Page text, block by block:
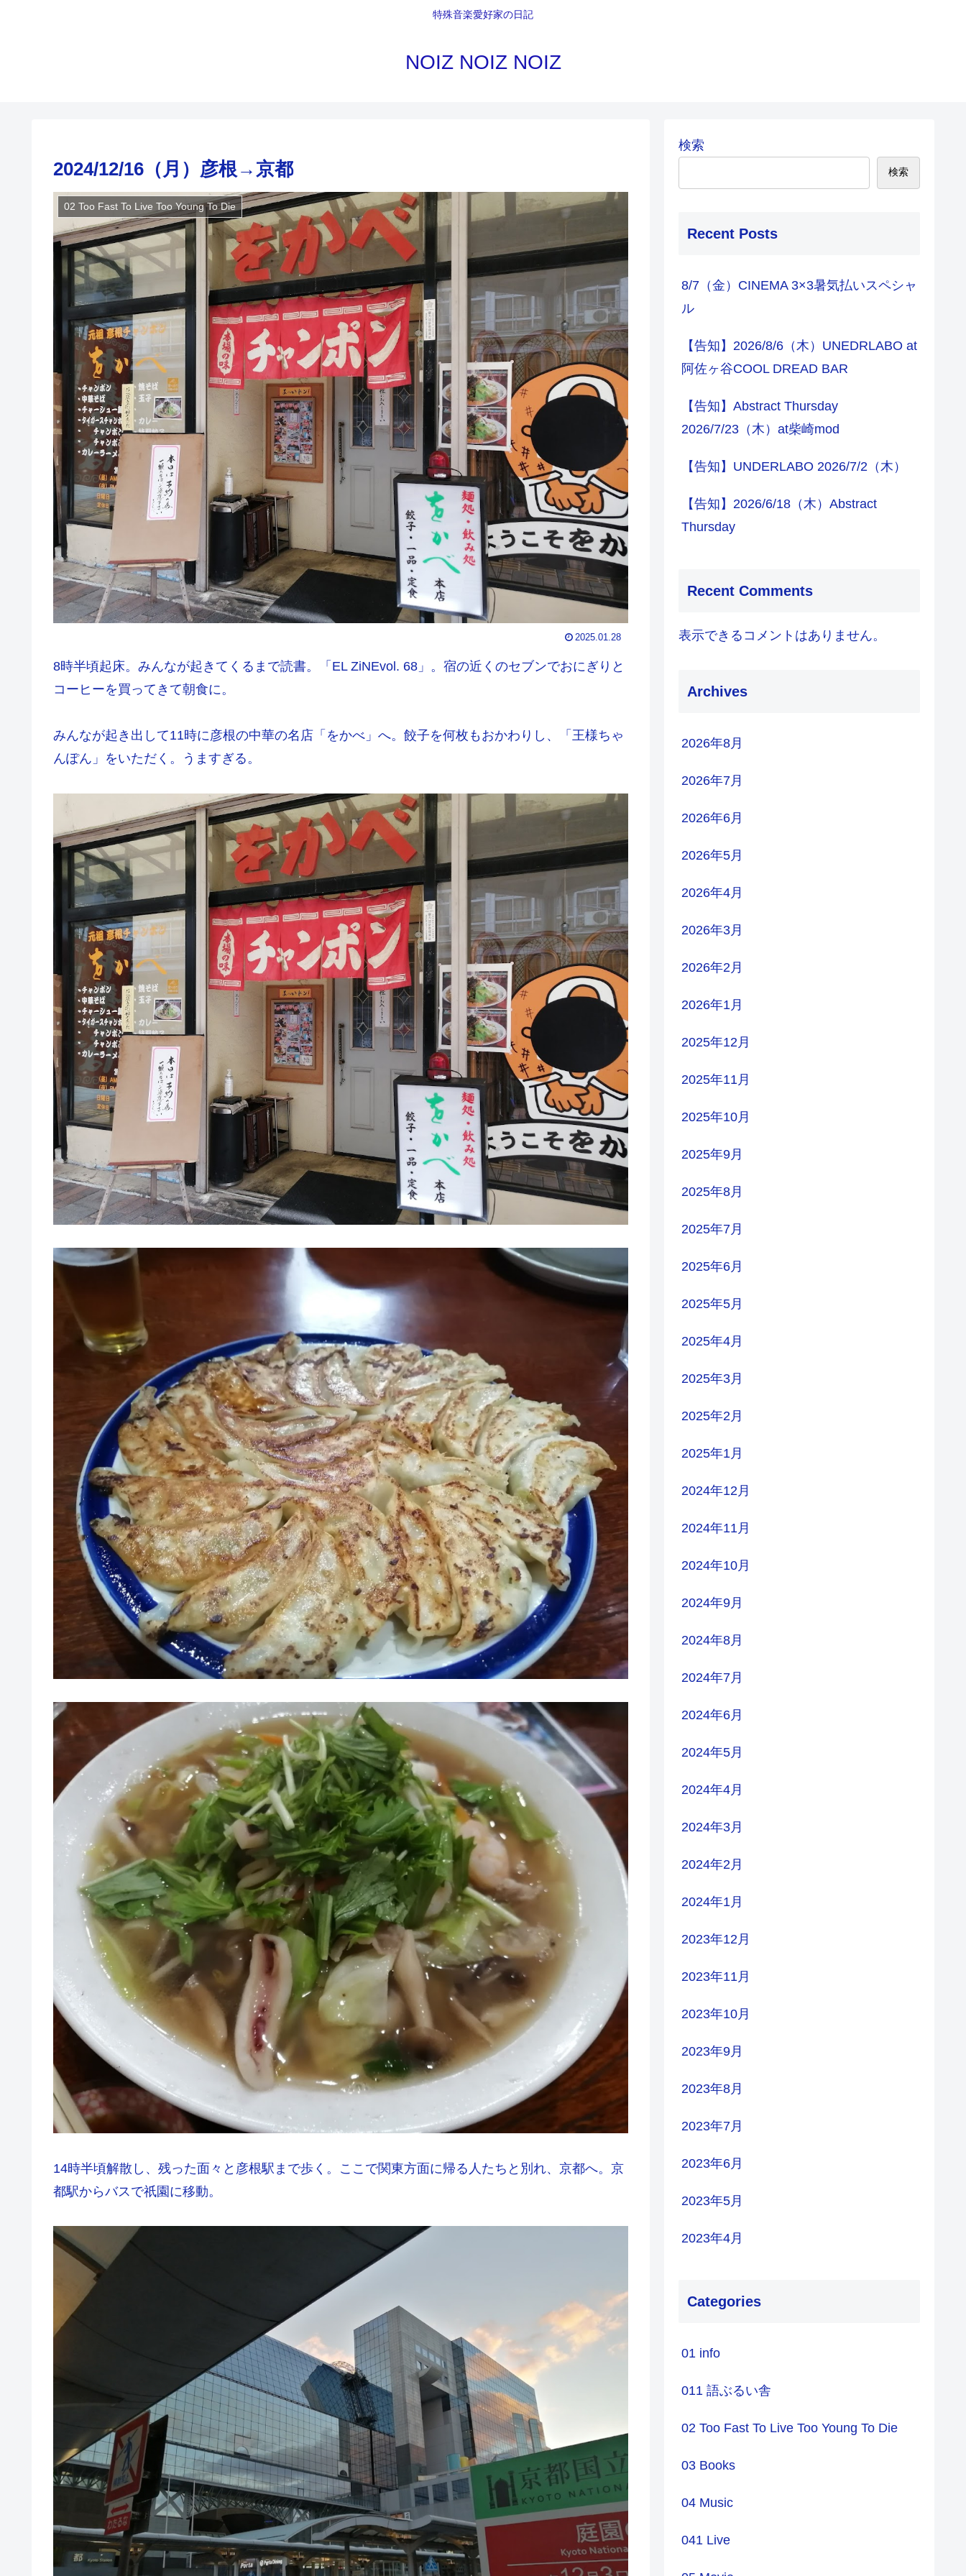
特殊音楽愛好家の日記
NOIZ NOIZ NOIZ
2024/12/16（月）彦根→京都
02 Too Fast To Live Too Young To Die
2025.01.28
8時半頃起床。みんなが起きてくるまで読書。「EL ZiNEvol. 68」。宿の近くのセブンでおにぎりと
コーヒーを買ってきて朝食に。
みんなが起き出して11時に彦根の中華の名店「をかべ」へ。餃子を何枚もおかわりし、「王様ちゃ
んぽん」をいただく。うますぎる。
14時半頃解散し、残った面々と彦根駅まで歩く。ここで関東方面に帰る人たちと別れ、京都へ。京
都駅からバスで祇園に移動。
検索
検索
Recent Posts
8/7（金）CINEMA 3×3暑気払いスペシャ
ル
【告知】2026/8/6（木）UNEDRLABO at
阿佐ヶ谷COOL DREAD BAR
【告知】Abstract Thursday
2026/7/23（木）at柴崎mod
【告知】UNDERLABO 2026/7/2（木）
【告知】2026/6/18（木）Abstract
Thursday
Recent Comments
表示できるコメントはありません。
Archives
2026年8月
2026年7月
2026年6月
2026年5月
2026年4月
2026年3月
2026年2月
2026年1月
2025年12月
2025年11月
2025年10月
2025年9月
2025年8月
2025年7月
2025年6月
2025年5月
2025年4月
2025年3月
2025年2月
2025年1月
2024年12月
2024年11月
2024年10月
2024年9月
2024年8月
2024年7月
2024年6月
2024年5月
2024年4月
2024年3月
2024年2月
2024年1月
2023年12月
2023年11月
2023年10月
2023年9月
2023年8月
2023年7月
2023年6月
2023年5月
2023年4月
Categories
01 info
011 語ぶるい舎
02 Too Fast To Live Too Young To Die
03 Books
04 Music
041 Live